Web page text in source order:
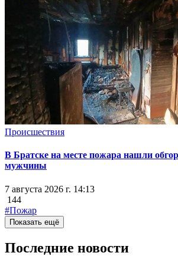
Происшествия
В Братске на месте пожара нашли
мужчины
7 августа 2026 г. 14:13
144
#Пожар
Показать ещё
Последние новости